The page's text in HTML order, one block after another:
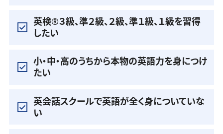
英検®️３級、準２級、２級、準１級、１級を習得
したい
小・中・高のうちから本物の英語力を身につけ
たい
英会話スクールで英語が全く身についていな
い